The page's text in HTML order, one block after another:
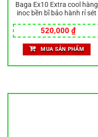
Baga Ex10 Extra cool hàng
inoc bền bĩ bảo hành rỉ sét
520,000 ₫
MUA SẢN PHẨM